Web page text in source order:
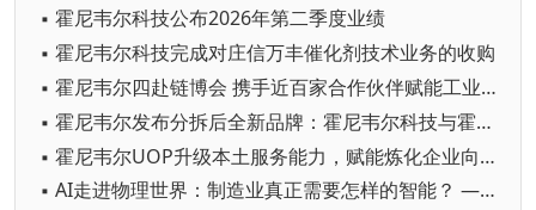
▪ 霍尼韦尔科技公布2026年第二季度业绩
▪ 霍尼韦尔科技完成对庄信万丰催化剂技术业务的收购
▪ 霍尼韦尔四赴链博会 携手近百家合作伙伴赋能工业自主化
▪ 霍尼韦尔发布分拆后全新品牌：霍尼韦尔科技与霍尼韦尔航空航天
▪ 霍尼韦尔UOP升级本土服务能力，赋能炼化企业向价值驱动转型
▪ AI走进物理世界：制造业真正需要怎样的智能？ ——霍尼韦尔余锋谈工业智能的本质、边界与实践